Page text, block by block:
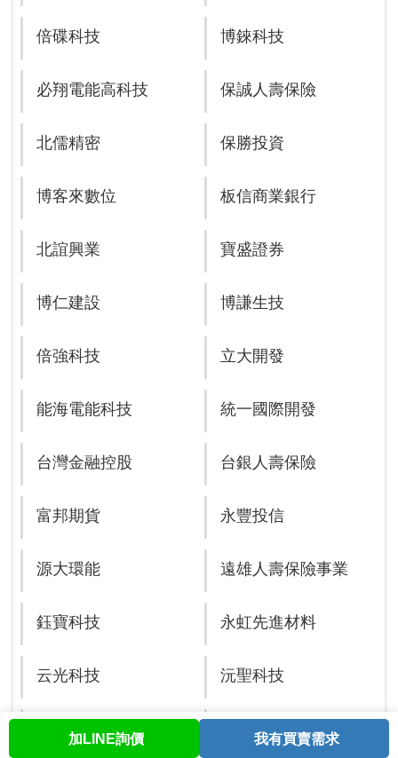
股票查詢 與我聯繫 會員中心
倍碟科技 博錸科技
必翔電能高科技 保誠人壽保險
北儒精密 保勝投資
博客來數位 板信商業銀行
北誼興業 寶盛證券
博仁建設 博謙生技
倍強科技 立大開發
能海電能科技 統一國際開發
台灣金融控股 台銀人壽保險
富邦期貨 永豐投信
源大環能 遠雄人壽保險事業
鈺寶科技 永虹先進材料
云光科技 沅聖科技
維格餅家 物聯智慧
加LINE詢價 我有買賣需求